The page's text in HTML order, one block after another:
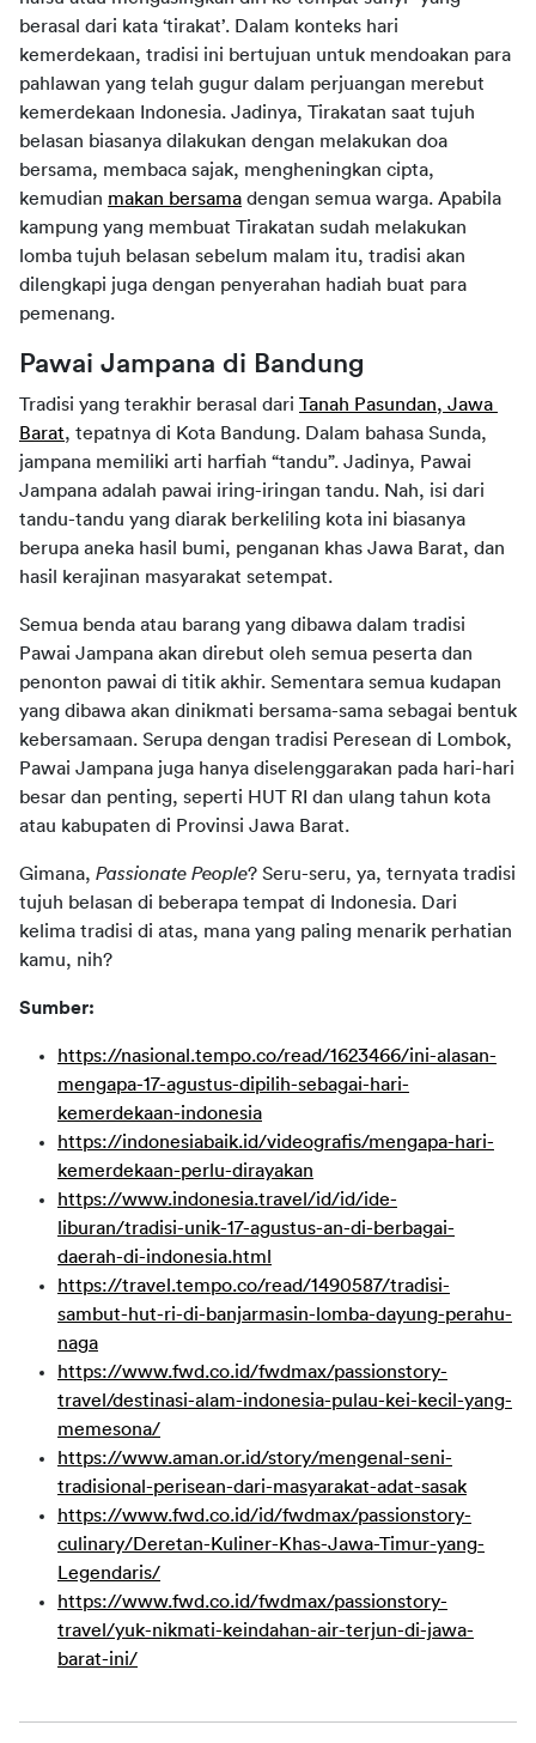
berasal dari kata ‘tirakat’. Dalam konteks hari
kemerdekaan, tradisi ini bertujuan untuk mendoakan para
pahlawan yang telah gugur dalam perjuangan merebut
kemerdekaan Indonesia. Jadinya, Tirakatan saat tujuh
belasan biasanya dilakukan dengan melakukan doa
bersama, membaca sajak, mengheningkan cipta,
kemudian makan bersama dengan semua warga. Apabila
kampung yang membuat Tirakatan sudah melakukan
lomba tujuh belasan sebelum malam itu, tradisi akan
dilengkapi juga dengan penyerahan hadiah buat para
pemenang.
Pawai Jampana di Bandung
Tradisi yang terakhir berasal dari Tanah Pasundan, Jawa
Barat, tepatnya di Kota Bandung. Dalam bahasa Sunda,
jampana memiliki arti harfiah “tandu”. Jadinya, Pawai
Jampana adalah pawai iring-iringan tandu. Nah, isi dari
tandu-tandu yang diarak berkeliling kota ini biasanya
berupa aneka hasil bumi, penganan khas Jawa Barat, dan
hasil kerajinan masyarakat setempat.
Semua benda atau barang yang dibawa dalam tradisi
Pawai Jampana akan direbut oleh semua peserta dan
penonton pawai di titik akhir. Sementara semua kudapan
yang dibawa akan dinikmati bersama-sama sebagai bentuk
kebersamaan. Serupa dengan tradisi Peresean di Lombok,
Pawai Jampana juga hanya diselenggarakan pada hari-hari
besar dan penting, seperti HUT RI dan ulang tahun kota
atau kabupaten di Provinsi Jawa Barat.
Gimana, Passionate People? Seru-seru, ya, ternyata tradisi
tujuh belasan di beberapa tempat di Indonesia. Dari
kelima tradisi di atas, mana yang paling menarik perhatian
kamu, nih?
Sumber:
https://nasional.tempo.co/read/1623466/ini-alasan-
mengapa-17-agustus-dipilih-sebagai-hari-
kemerdekaan-indonesia
https://indonesiabaik.id/videografis/mengapa-hari-
kemerdekaan-perlu-dirayakan
https://www.indonesia.travel/id/id/ide-
liburan/tradisi-unik-17-agustus-an-di-berbagai-
daerah-di-indonesia.html
https://travel.tempo.co/read/1490587/tradisi-
sambut-hut-ri-di-banjarmasin-lomba-dayung-perahu-
naga
https://www.fwd.co.id/fwdmax/passionstory-
travel/destinasi-alam-indonesia-pulau-kei-kecil-yang-
memesona/
https://www.aman.or.id/story/mengenal-seni-
tradisional-perisean-dari-masyarakat-adat-sasak
https://www.fwd.co.id/id/fwdmax/passionstory-
culinary/Deretan-Kuliner-Khas-Jawa-Timur-yang-
Legendaris/
https://www.fwd.co.id/fwdmax/passionstory-
travel/yuk-nikmati-keindahan-air-terjun-di-jawa-
barat-ini/